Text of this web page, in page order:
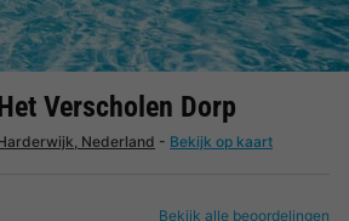
Verscholen Dorp
Nederland - Bekijk op kaart
Bekijk alle beoordelingen